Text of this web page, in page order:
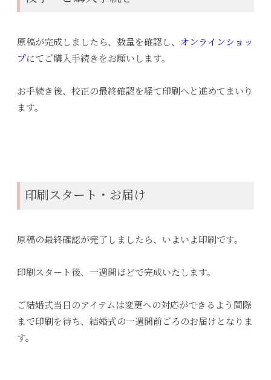
原稿が完成しましたら、数量を確認し、 オンラインショッ
プにてご購入手続きをお願いします。
お手続き後、校正の最終確認を経て印刷へと進めてまいり
ます。
印刷スタート・お届け
原稿の最終確認が完了しましたら、いよいよ印刷です。
印刷スタート後、一週間ほどで完成いたします。
ご結婚式当日のアイテムは変更への対応ができるよう間際
まで印刷を待ち、結婚式の一週間前ごろのお届けとなりま
す。